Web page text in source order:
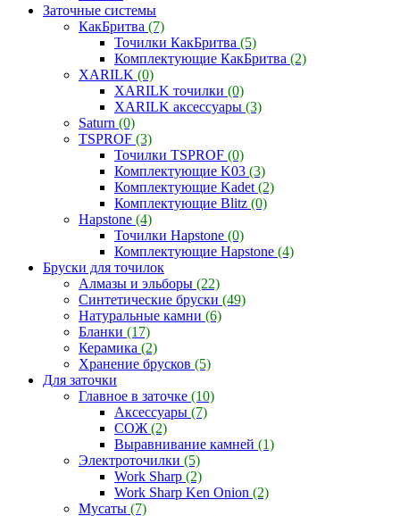
Заточные системы
КакБритва (7)
Точилки КакБритва (5)
Комплектующие КакБритва (2)
XARILK (0)
XARILK точилки (0)
XARILK аксессуары (3)
Saturn (0)
TSPROF (3)
Точилки TSPROF (0)
Комплектующие K03 (3)
Комплектующие Kadet (2)
Комплектующие Blitz (0)
Hapstone (4)
Точилки Hapstone (0)
Комплектующие Hapstone (4)
Бруски для точилок
Алмазы и эльборы (22)
Синтетические бруски (49)
Натуральные камни (6)
Бланки (17)
Керамика (2)
Хранение брусков (5)
Для заточки
Главное в заточке (10)
Аксессуары (7)
СОЖ (2)
Выравнивание камней (1)
Электроточилки (5)
Work Sharp (2)
Work Sharp Ken Onion (2)
Мусаты (7)